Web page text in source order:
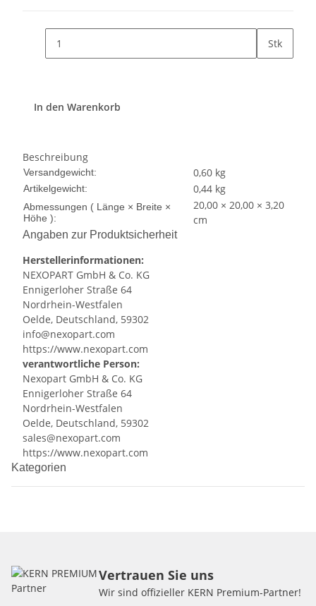
Stk
In den Warenkorb
Beschreibung
Versandgewicht: 0,60 kg
Artikelgewicht: 0,44 kg
Abmessungen ( Länge × Breite ×
Höhe ):
20,00 × 20,00 × 3,20
cm
Angaben zur Produktsicherheit
Herstellerinformationen:
NEXOPART GmbH & Co. KG
Ennigerloher Straße 64
Nordrhein-Westfalen
Oelde, Deutschland, 59302
info@nexopart.com
https://www.nexopart.com
verantwortliche Person:
Nexopart GmbH & Co. KG
Ennigerloher Straße 64
Nordrhein-Westfalen
Oelde, Deutschland, 59302
sales@nexopart.com
https://www.nexopart.com
Kategorien
Vertrauen Sie uns
Wir sind offizieller KERN Premium-Partner!